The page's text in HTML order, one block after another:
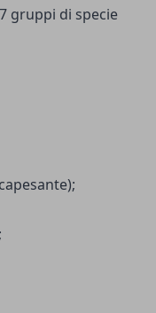
gruppi di specie